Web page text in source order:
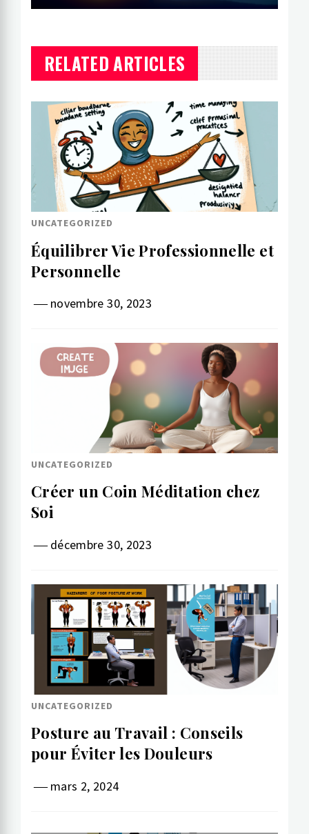
RELATED ARTICLES
UNCATEGORIZED
Équilibrer Vie Professionnelle et
Personnelle
novembre 30, 2023
UNCATEGORIZED
Créer un Coin Méditation chez
Soi
décembre 30, 2023
UNCATEGORIZED
Posture au Travail : Conseils
pour Éviter les Douleurs
mars 2, 2024